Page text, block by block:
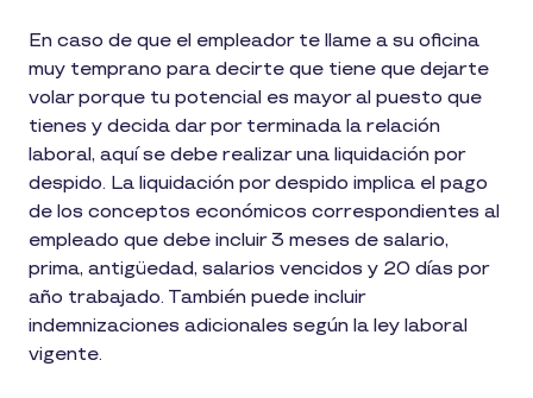
En caso de que el empleador te llame a su oficina
muy temprano para decirte que tiene que dejarte
volar porque tu potencial es mayor al puesto que
tienes y decida dar por terminada la relación
laboral, aquí se debe realizar una liquidación por
despido. La liquidación por despido implica el pago
de los conceptos económicos correspondientes al
empleado que debe incluir 3 meses de salario,
prima, antigüedad, salarios vencidos y 20 días por
año trabajado. También puede incluir
indemnizaciones adicionales según la ley laboral
vigente.